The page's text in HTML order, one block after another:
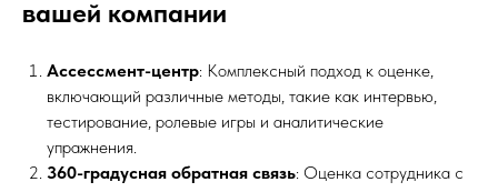
вашей компании
Ассессмент-центр: Комплексный подход к оценке,
включающий различные методы, такие как интервью,
тестирование, ролевые игры и аналитические
упражнения.
360-градусная обратная связь: Оценка сотрудника с